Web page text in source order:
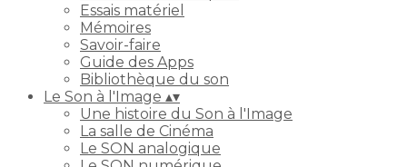
Essais matériel
Mémoires
Savoir-faire
Guide des Apps
Bibliothèque du son
Le Son à l'Image ▴▾
Une histoire du Son à l'Image
La salle de Cinéma
Le SON analogique